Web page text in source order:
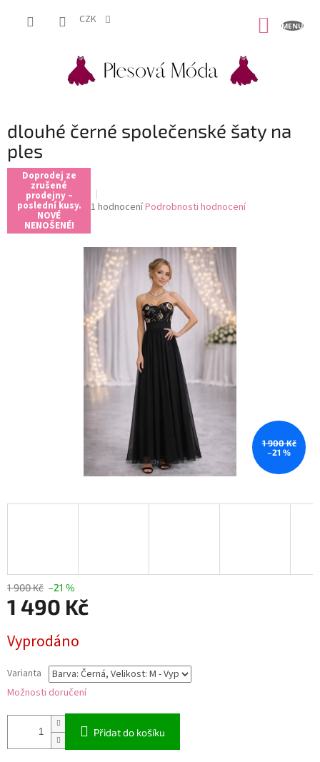
CZK
dlouhé černé společenské šaty na
ples
Doprodej ze
zrušené
prodejny –
poslední kusy.
NOVÉ
NENOŠENÉ!
Průměrné
je
5,0
hvězdiček.
1 hodnoceníPodrobnosti hodnocení
1 900 Kč
–21 %
1 900 Kč –21 %
1 490 Kč
cena:
Vyprodáno
Varianta
Možnosti doručení
Přidat do košíku